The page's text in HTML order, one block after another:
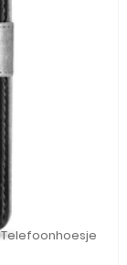
Telefoonhoesje